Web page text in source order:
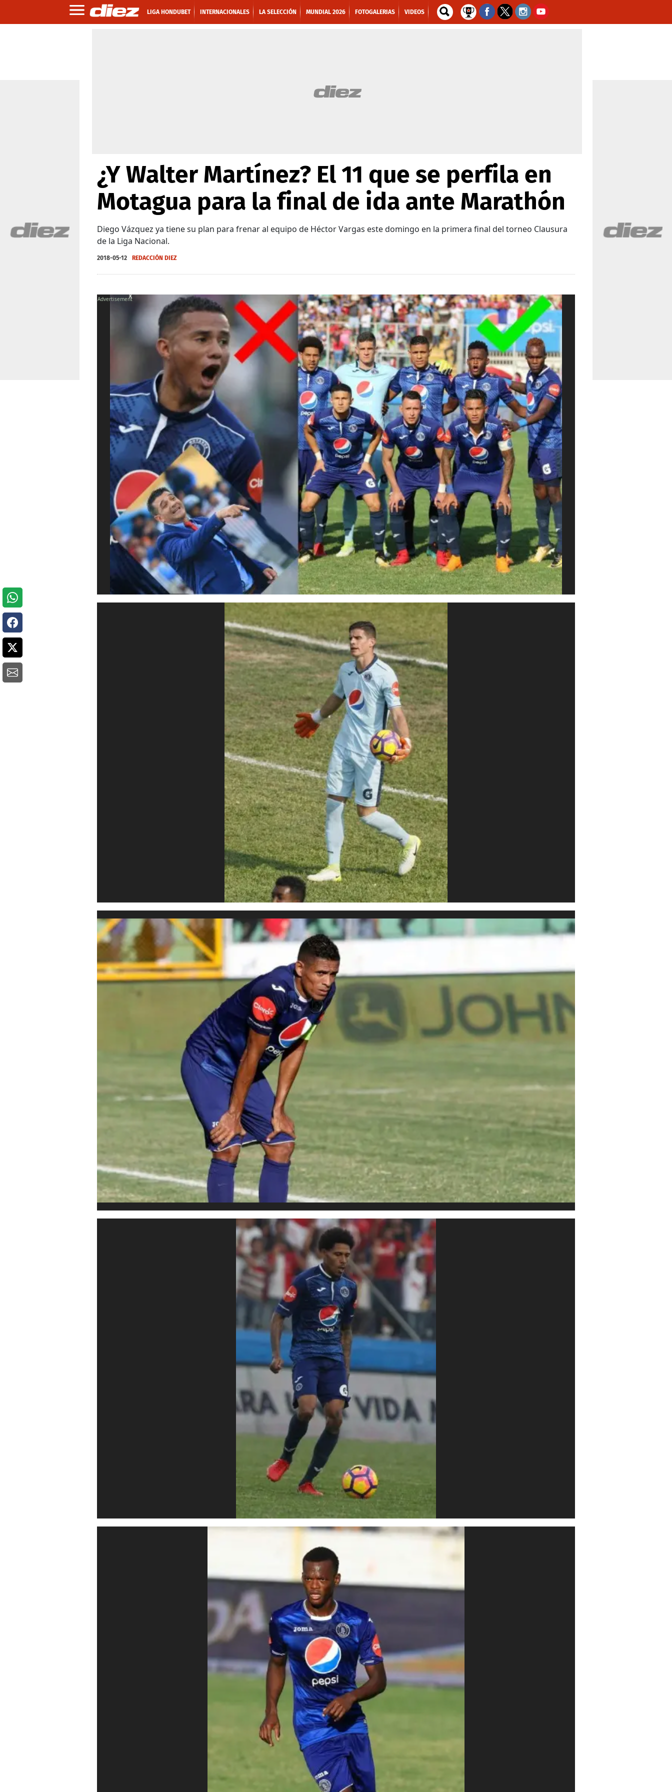
LIGA HONDUBET INTERNACIONALES LA SELECCIÓN MUNDIAL 2026 FOTOGALERIAS VIDEOS
¿Y Walter Martínez? El 11 que se perfila en
Motagua para la final de ida ante Marathón
Diego Vázquez ya tiene su plan para frenar al equipo de Héctor Vargas este domingo en la primera final del torneo Clausura
de la Liga Nacional.
2018-05-12 REDACCIÓN DIEZ
X